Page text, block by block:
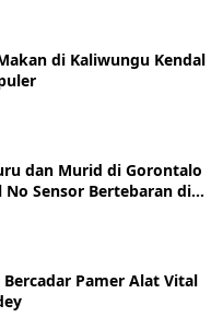
di Kaliwungu Kendal
dan Murid di Gorontalo
No Sensor Bertebaran di
Pamer Alat Vital